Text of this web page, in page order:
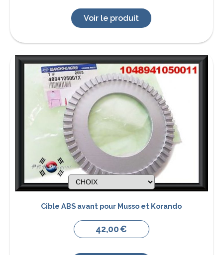
Voir le produit
Cible ABS avant pour Musso et Korando
42,00€